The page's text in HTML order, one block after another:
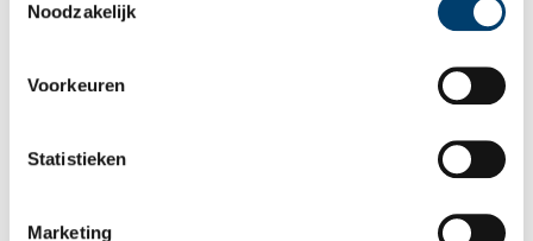
Noodzakelijk
Voorkeuren
Statistieken
Marketing
‘Landschap’, dat is de titel van dit schilderij van Eugène Brands
(1913-2002). Je moet er twee keer naar kijken, maar inderdaad:
en een blauwe hemel met witte nevelplekken. En de wit-zwarte
2 min